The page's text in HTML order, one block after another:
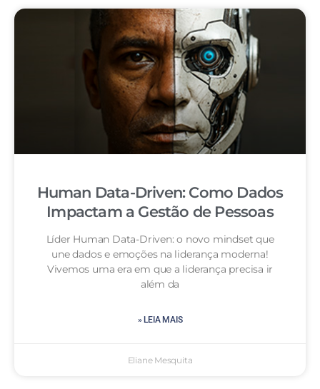
Human Data-Driven: Como Dados
Impactam a Gestão de Pessoas
Líder Human Data-Driven: o novo mindset que
une dados e emoções na liderança moderna!
Vivemos uma era em que a liderança precisa ir
além da
» LEIA MAIS
Eliane Mesquita